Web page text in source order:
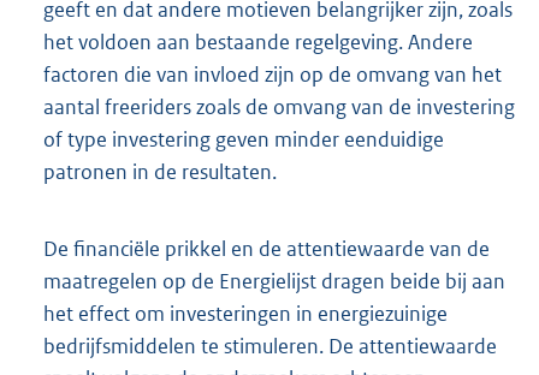
geeft en dat andere motieven belangrijker zijn, zoals
het voldoen aan bestaande regelgeving. Andere
factoren die van invloed zijn op de omvang van het
aantal freeriders zoals de omvang van de investering
of type investering geven minder eenduidige
patronen in de resultaten.
De financiële prikkel en de attentiewaarde van de
maatregelen op de Energielijst dragen beide bij aan
het effect om investeringen in energiezuinige
bedrijfsmiddelen te stimuleren. De attentiewaarde